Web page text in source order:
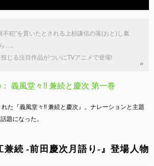
不犯”を貫いたとされる上杉謙信の落(おと)し胤
…。
じる注目作品がついにTVアニメで登場!
義風堂々!! 兼続と慶次 第一巻
た『義風堂々!! 兼続と慶次』。ナレーションと主題
題になった。
兼続 -前田慶次月語り-』登場人物